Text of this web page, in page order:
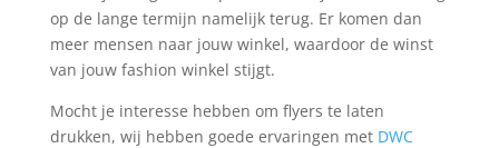
op de lange termijn namelijk terug. Er komen dan
meer mensen naar jouw winkel, waardoor de winst
van jouw fashion winkel stijgt.
Mocht je interesse hebben om flyers te laten
drukken, wij hebben goede ervaringen met DWC